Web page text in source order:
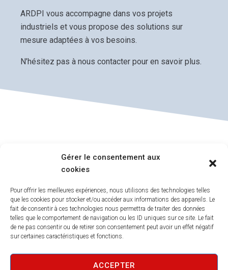
Gérer le consentement aux
cookies
Pour offrir les meilleures expériences, nous utilisons des technologies telles
que les cookies pour stocker et/ou accéder aux informations des appareils. Le
fait de consentir à ces technologies nous permettra de traiter des données
telles que le comportement de navigation ou les ID uniques sur ce site. Le fait
de ne pas consentir ou de retirer son consentement peut avoir un effet négatif
sur certaines caractéristiques et fonctions.
ACCEPTER
ARDPI vous accompagne dans vos projets
industriels et vous propose des solutions sur
mesure adaptées à vos besoins.
N’hésitez pas à nous contacter pour en savoir plus.
21000 DIJON
FRANCE
CONTACTS
+33(0) 3 80 95 01 36